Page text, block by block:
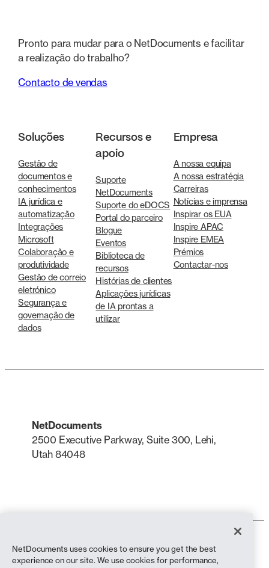
Pronto para mudar para o NetDocuments e facilitar
a realização do trabalho?
Contacto de vendas
Soluções
Gestão de
documentos e
conhecimentos
IA jurídica e
automatização
Integrações
Microsoft
Colaboração e
produtividade
Gestão de correio
eletrónico
Segurança e
governação de
dados
Recursos e
apoio
Suporte
NetDocuments
Suporte do eDOCS
Portal do parceiro
Blogue
Eventos
Biblioteca de
recursos
Histórias de clientes
Aplicações jurídicas
de IA prontas a
utilizar
Empresa
A nossa equipa
A nossa estratégia
Carreiras
Notícias e imprensa
Inspirar os EUA
Inspire APAC
Inspire EMEA
Prémios
Contactar-nos
NetDocuments
2500 Executive Parkway, Suite 300, Lehi,
Utah 84048
Política de privacidade
NetDocuments uses cookies to ensure you get the best
experience on our site. We use cookies for performance,